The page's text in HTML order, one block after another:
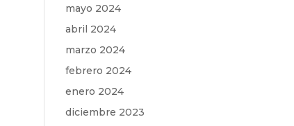
mayo 2024
abril 2024
marzo 2024
febrero 2024
enero 2024
diciembre 2023